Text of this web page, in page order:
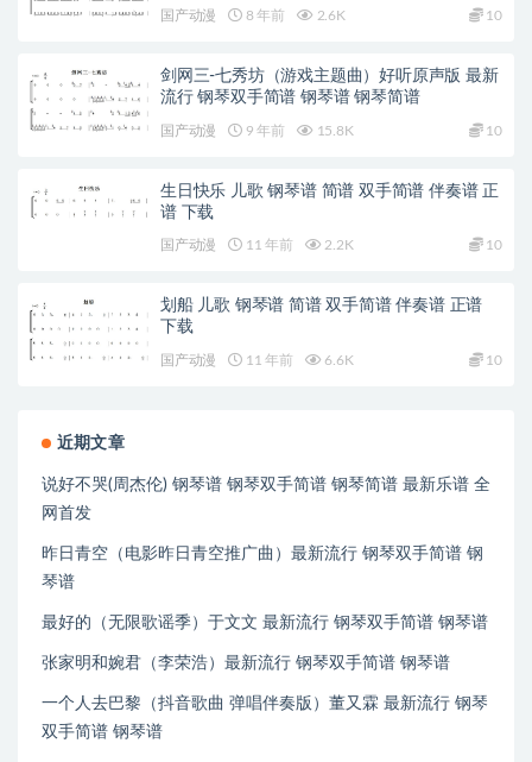
国产动漫 8 年前 2.6K 10
剑网三-七秀坊（游戏主题曲）好听原声版 最新
流行 钢琴双手简谱 钢琴谱 钢琴简谱
国产动漫 9 年前 15.8K 10
生日快乐 儿歌 钢琴谱 简谱 双手简谱 伴奏谱 正
谱 下载
国产动漫 11 年前 2.2K 10
划船 儿歌 钢琴谱 简谱 双手简谱 伴奏谱 正谱
下载
国产动漫 11 年前 6.6K 10
近期文章
说好不哭(周杰伦) 钢琴谱 钢琴双手简谱 钢琴简谱 最新乐谱 全
网首发
昨日青空（电影昨日青空推广曲）最新流行 钢琴双手简谱 钢
琴谱
最好的（无限歌谣季）于文文 最新流行 钢琴双手简谱 钢琴谱
张家明和婉君（李荣浩）最新流行 钢琴双手简谱 钢琴谱
一个人去巴黎（抖音歌曲 弹唱伴奏版）董又霖 最新流行 钢琴
双手简谱 钢琴谱